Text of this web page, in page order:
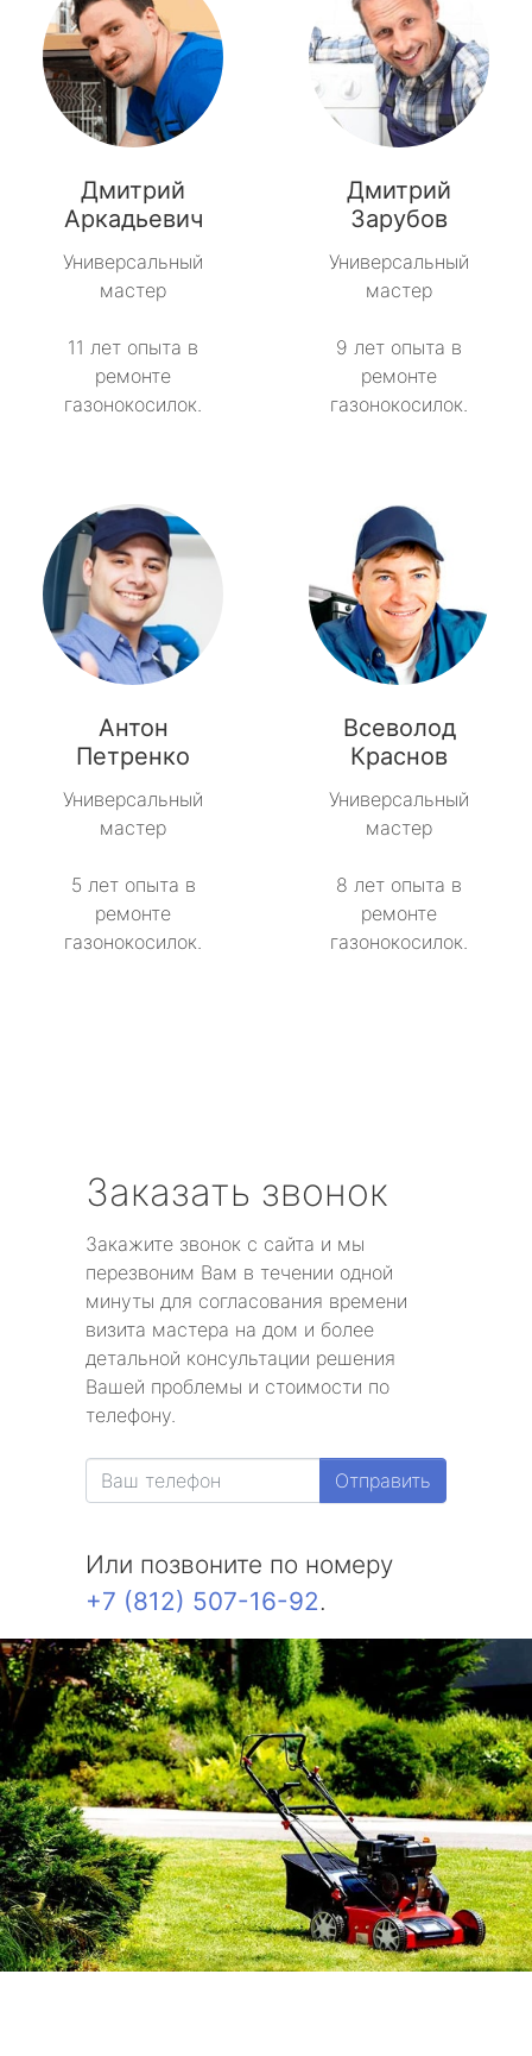
Дмитрий
Аркадьевич
Универсальный
мастер
11 лет опыта в
ремонте
газонокосилок.
Дмитрий
Зарубов
Универсальный
мастер
9 лет опыта в
ремонте
газонокосилок.
Антон
Петренко
Универсальный
мастер
5 лет опыта в
ремонте
газонокосилок.
Всеволод
Краснов
Универсальный
мастер
8 лет опыта в
ремонте
газонокосилок.
Заказать звонок
Закажите звонок с сайта и мы
перезвоним Вам в течении одной
минуты для согласования времени
визита мастера на дом и более
детальной консультации решения
Вашей проблемы и стоимости по
телефону.
Отправить
Или позвоните по номеру
+7 (812) 507-16-92.